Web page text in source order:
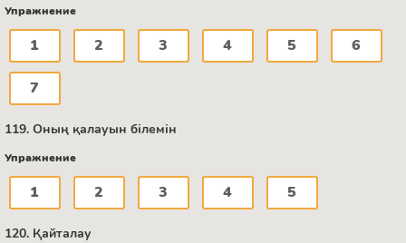
Упражнение
1 2 3 4 5 6
7
119. Оның қалауын білемін
Упражнение
1 2 3 4 5
120. Қайталау